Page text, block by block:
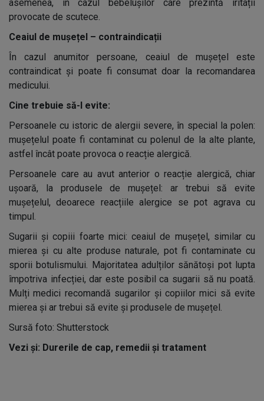
asemenea, în cazul bebelușilor care prezintă iritații
provocate de scutece.
Ceaiul de mușețel – contraindicații
În cazul anumitor persoane, ceaiul de mușețel este
contraindicat și poate fi consumat doar la recomandarea
medicului.
Cine trebuie să-l evite:
Persoanele cu istoric de alergii severe, în special la polen:
mușețelul poate fi contaminat cu polenul de la alte plante,
astfel încât poate provoca o reacție alergică.
Persoanele care au avut anterior o reacție alergică, chiar
ușoară, la produsele de mușețel: ar trebui să evite
mușețelul, deoarece reacțiile alergice se pot agrava cu
timpul.
Sugarii și copiii foarte mici: ceaiul de mușețel, similar cu
mierea și cu alte produse naturale, pot fi contaminate cu
sporii botulismului. Majoritatea adulților sănătoși pot lupta
împotriva infecției, dar este posibil ca sugarii să nu poată.
Mulți medici recomandă sugarilor și copiilor mici să evite
mierea și ar trebui să evite și produsele de mușețel.
Sursă foto: Shutterstock
Vezi și: Durerile de cap, remedii și tratament